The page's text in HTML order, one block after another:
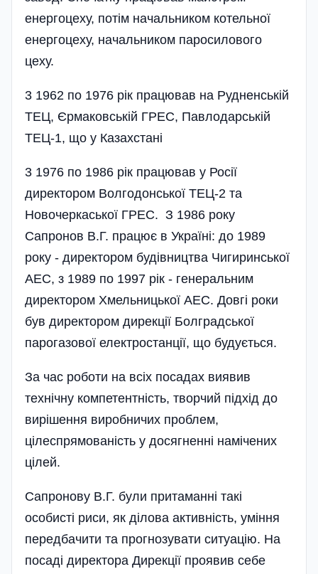
енергоцеху, потім начальником котельної
енергоцеху, начальником паросилового
цеху.
3 1962 по 1976 рік працював на Рудненській
ТЕЦ, Єрмаковській ГРЕС, Павлодарській
ТЕЦ-1, що у Казахстані
3 1976 по 1986 рік працював у Росії
директором Волгодонської ТЕЦ-2 та
Новочеркаської ГРЕС. З 1986 року
Сапронов В.Г. працює в Україні: до 1989
року - директором будівництва Чигиринської
АЕС, з 1989 по 1997 рік - генеральним
директором Хмельницької АЕС. Довгі роки
був директором дирекції Болградської
парогазової електростанції, що будується.
За час роботи на всіх посадах виявив
технічну компетентність, творчий підхід до
вирішення виробничих проблем,
цілеспрямованість у досягненні намічених
цілей.
Сапронову В.Г. були притаманні такі
особисті риси, як ділова активність, уміння
передбачити та прогнозувати ситуацію. На
посаді директора Дирек­ці­ї проявив себе